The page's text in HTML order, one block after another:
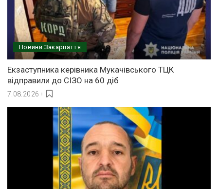
Новини Закарпаття
Екзаступника керівника Мукачівського ТЦК
відправили до СІЗО на 60 діб
7.08.2026